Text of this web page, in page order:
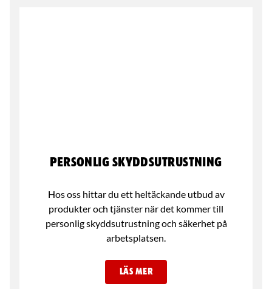
Personlig skyddsutrustning
Hos oss hittar du ett heltäckande utbud av
produkter och tjänster när det kommer till
personlig skyddsutrustning och säkerhet på
arbetsplatsen.
LÄS MER